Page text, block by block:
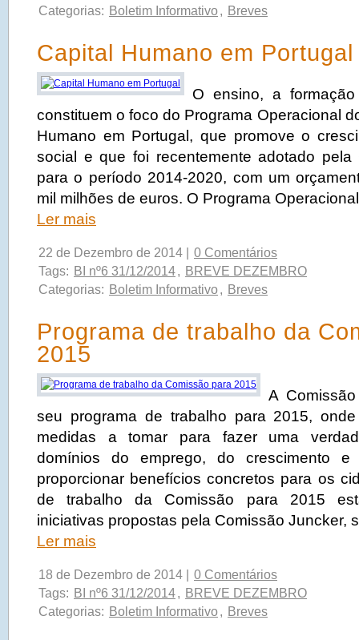
Categorias: Boletim Informativo, Breves
Capital Humano em Portugal
O ensino, a
constituem o foco do Programa Operacional
Humano em Portugal, que promove o
social e que foi recentemente adotado pela
para o período 2014-2020, com um
mil milhões de euros. O Programa
Ler mais
22 de Dezembro de 2014 |
0 Comentários
Tags: BI nº6 31/12/2014, BREVE DEZEMBRO
Categorias: Boletim Informativo, Breves
Programa de trabalho da
2015
A
seu programa de trabalho para 2015,
medidas a tomar para fazer uma
domínios do emprego, do crescimento
proporcionar benefícios concretos para os
de trabalho da Comissão para 2015
iniciativas propostas pela Comissão Juncker,
Ler mais
18 de Dezembro de 2014 |
0 Comentários
Tags: BI nº6 31/12/2014, BREVE DEZEMBRO
Categorias: Boletim Informativo, Breves